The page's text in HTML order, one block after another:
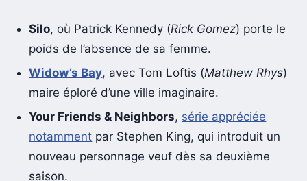
Silo, où Patrick Kennedy (Rick Gomez) porte le
poids de l’absence de sa femme.
Widow’s Bay, avec Tom Loftis (Matthew Rhys)
maire éploré d’une ville imaginaire.
Your Friends & Neighbors, série appréciée
notamment par Stephen King, qui introduit un
nouveau personnage veuf dès sa deuxième
saison.